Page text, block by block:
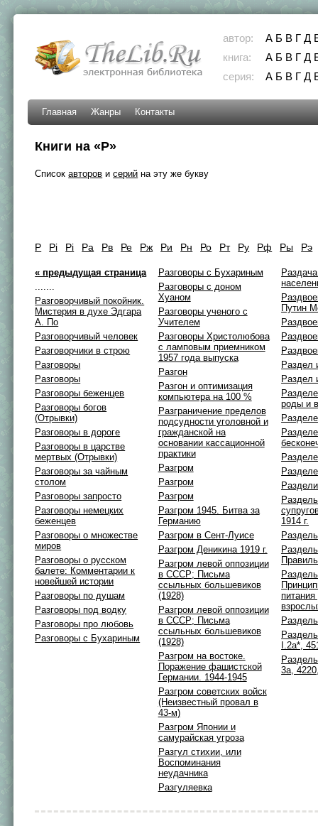
автор: А Б В Г Д
книга:
А Б В Г Д
серия:
А Б В Г Д
Главная Жанры Контакты
Книги на «Р»
Списокавторов исерий на эту же букву
Р Рi Рі Ра Рв Ре Рж Ри Рн Ро Рт Ру Рф Ры Рэ
« предыдущая страница
.......
Разговорчивый покойник.
Мистерия в духе Эдгара
А. По
Разговорчивый человек
Разговорчики в строю
Разговоры
Разговоры
Разговоры беженцев
Разговоры богов
(Отрывки)
Разговоры в дороге
Разговоры в царстве
мертвых (Отрывки)
Разговоры за чайным
столом
Разговоры запросто
Разговоры немецких
беженцев
Разговоры о множестве
миров
Разговоры о русском
балете: Комментарии к
новейшей истории
Разговоры по душам
Разговоры под водку
Разговоры про любовь
Разговоры с Бухариным
Разговоры с Бухариным
Разговоры с доном
Хуаном
Разговоры ученого с
Учителем
Разговоры Христолюбова
с ламповым приемником
1957 года выпуска
Разгон
Разгон и оптимизация
компьютера на 100 %
Разграничение пределов
подсудности уголовной и
гражданской на
основании кассационной
практики
Разгром
Разгром
Разгром
Разгром 1945. Битва за
Германию
Разгром в Сент-Луисе
Разгром Деникина 1919 г.
Разгром левой оппозиции
в СССР; Письма
ссыльных большевиков
(1928)
Разгром левой оппозиции
в СССР; Письма
ссыльных большевиков
(1928)
Разгром на востоке.
Поражение фашистской
Германии. 1944-1945
Разгром советских войск
(Неизвестный провал в
43-м)
Разгром Японии и
самурайская угроза
Разгул стихии, или
Воспоминания
неудачника
Разгуляевка
Путин
Раздел
Раздел
роды и
1914 г.
I.2а*,
3а,